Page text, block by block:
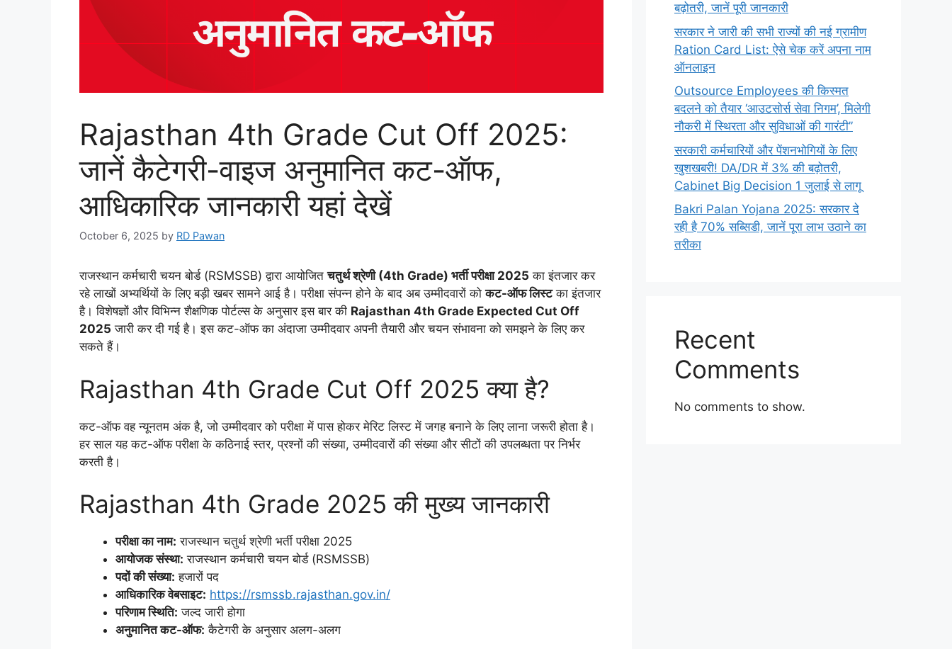
Rajasthan 4th Grade Cut Off 2025:
जानें कैटेगरी-वाइज अनुमानित कट-ऑफ,
आधिकारिक जानकारी यहां देखें
October 6, 2025 by RD Pawan
राजस्थान कर्मचारी चयन बोर्ड (RSMSSB) द्वारा आयोजितचतुर्थ श्रेणी (4th Grade) भर्ती परीक्षा 2025 का इंतजार कर
रहे लाखों अभ्यर्थियों के लिए बड़ी खबर सामने आई है। परीक्षा संपन्न होने के बाद अब उम्मीदवारों कोकट-ऑफ लिस्टका इंतजार
है। विशेषज्ञों और विभिन्न शैक्षणिक पोर्टल्स के अनुसार इस बार की Rajasthan 4th Grade Expected Cut Off
2025 जारी कर दी गई है। इस कट-ऑफ का अंदाजा उम्मीदवार अपनी तैयारी और चयन संभावना को समझने के लिए कर
सकते हैं।
Rajasthan 4th Grade Cut Off 2025 क्या है?
कट-ऑफ वह न्यूनतम अंक है, जो उम्मीदवार को परीक्षा में पास होकर मेरिट लिस्ट में जगह बनाने के लिए लाना जरूरी होता है।
हर साल यह कट-ऑफ परीक्षा के कठिनाई स्तर, प्रश्नों की संख्या, उम्मीदवारों की संख्या और सीटों की उपलब्धता पर निर्भर
करती है।
Rajasthan 4th Grade 2025 की मुख्य जानकारी
परीक्षा का नाम: राजस्थान चतुर्थ श्रेणी भर्ती परीक्षा 2025
आयोजक संस्था: राजस्थान कर्मचारी चयन बोर्ड (RSMSSB)
पदों की संख्या: हजारों पद
आधिकारिक वेबसाइट: https://rsmssb.rajasthan.gov.in/
परिणाम स्थिति: जल्द जारी होगा
अनुमानित कट-ऑफ: कैटेगरी के अनुसार अलग-अलग
बढ़ोतरी, जानें पूरी जानकारी
सरकार ने जारी की सभी राज्यों की नई ग्रामीण
Ration Card List: ऐसे चेक करें अपना नाम
ऑनलाइन
Outsource Employees की किस्मत
बदलने को तैयार ‘आउटसोर्स सेवा निगम’, मिलेगी
नौकरी में स्थिरता और सुविधाओं की गारंटी”
सरकारी कर्मचारियों और पेंशनभोगियों के लिए
खुशखबरी! DA/DR में 3% की बढ़ोतरी,
Cabinet Big Decision 1 जुलाई से लागू
Bakri Palan Yojana 2025: सरकार दे
रही है 70% सब्सिडी, जानें पूरा लाभ उठाने का
तरीका
Recent
Comments
No comments to show.